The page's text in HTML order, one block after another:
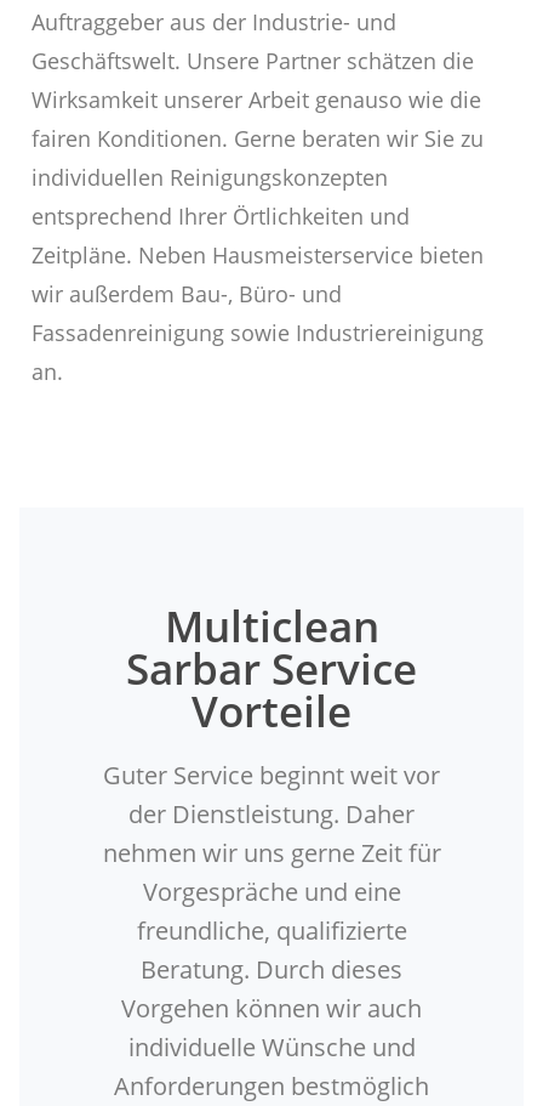
Auftraggeber aus der Industrie- und
Geschäftswelt. Unsere Partner schätzen die
Wirksamkeit unserer Arbeit genauso wie die
fairen Konditionen. Gerne beraten wir Sie zu
individuellen Reinigungskonzepten
entsprechend Ihrer Örtlichkeiten und
Zeitpläne. Neben Hausmeisterservice bieten
wir außerdem Bau-, Büro- und
Fassadenreinigung sowie Industriereinigung
an.
Multiclean
Sarbar Service
Vorteile
Guter Service beginnt weit vor
der Dienstleistung. Daher
nehmen wir uns gerne Zeit für
Vorgespräche und eine
freundliche, qualifizierte
Beratung. Durch dieses
Vorgehen können wir auch
individuelle Wünsche und
Anforderungen bestmöglich